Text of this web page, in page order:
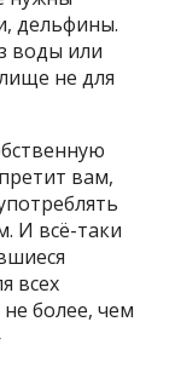
дельфины.
воды или
не для
вам,
И всё-таки
всех
более, чем